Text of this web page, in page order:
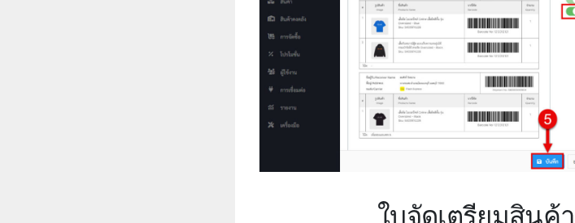
ใบจัดเตรียมสินค้